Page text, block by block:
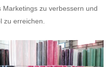
zu verbessern und
zu erreichen.